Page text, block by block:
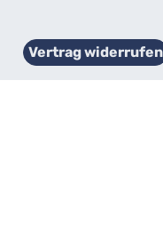
Vertrag widerrufen